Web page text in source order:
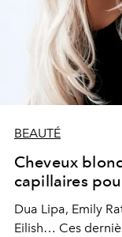
BEAUTÉ
Cheveux
capillaires
Dua Lipa, Emily
Eilish… Ces